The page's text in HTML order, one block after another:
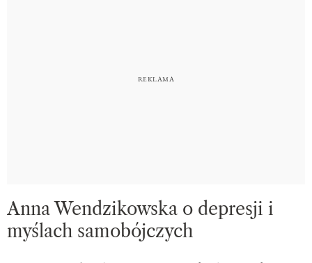
Anna Wendzikowska o depresji i
myślach samobójczych